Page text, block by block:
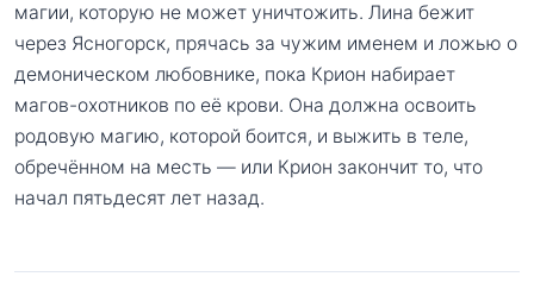
магии, которую не может уничтожить. Лина бежит
через Ясногорск, прячась за чужим именем и ложью о
демоническом любовнике, пока Крион набирает
магов-охотников по её крови. Она должна освоить
родовую магию, которой боится, и выжить в теле,
обречённом на месть — или Крион закончит то, что
начал пятьдесят лет назад.